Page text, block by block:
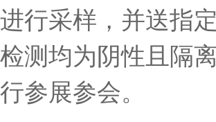
进行采样，并送指
检测均为阴性且隔
行参展参会。